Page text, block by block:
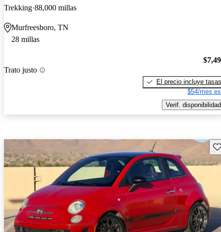
Trekking 88,000 millas
Murfreesboro, TN
28 millas
Trato justo
El precio incluye tasas
$54/mes
Verif. disponibilidad